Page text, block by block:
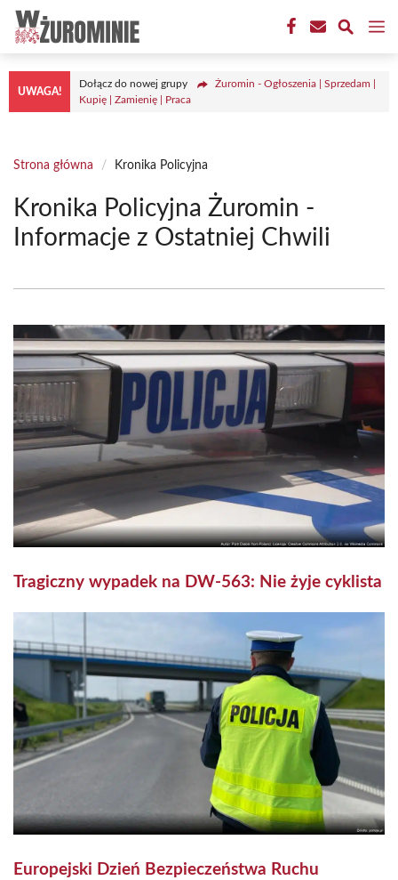
Przejdź
treści
UWAGA!
Dołącz do nowej grupy
Żuromin - Ogłoszenia | Sprzedam |
Kupię | Zamienię | Praca
Strona główna / Kronika Policyjna
Kronika Policyjna Żuromin -
Informacje z Ostatniej Chwili
Tragiczny wypadek na DW-563: Nie żyje cyklista
Europejski Dzień Bezpieczeństwa Ruchu